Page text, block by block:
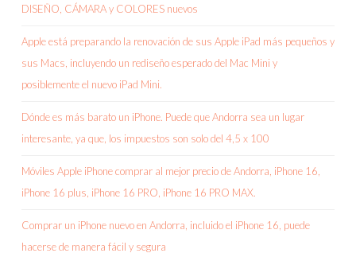
DISEÑO, CÁMARA y COLORES nuevos
Apple está preparando la renovación de sus Apple iPad más pequeños y
sus Macs, incluyendo un rediseño esperado del Mac Mini y
posiblemente el nuevo iPad Mini.
Dónde es más barato un iPhone. Puede que Andorra sea un lugar
interesante, ya que, los impuestos son solo del 4,5 x 100
Móviles Apple iPhone comprar al mejor precio de Andorra, iPhone 16,
iPhone 16 plus, iPhone 16 PRO, iPhone 16 PRO MAX.
Comprar un iPhone nuevo en Andorra, incluido el iPhone 16, puede
hacerse de manera fácil y segura